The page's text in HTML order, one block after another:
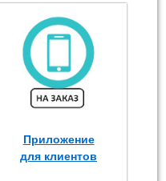
Приложение
для клиентов